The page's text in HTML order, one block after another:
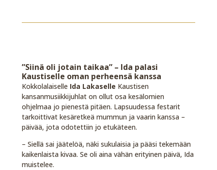
”Siinä oli jotain taikaa” – Ida palasi
Kaustiselle oman perheensä kanssa
Kokkolalaiselle Ida Lakaselle Kaustisen
kansanmusiikkijuhlat on ollut osa kesälomien
ohjelmaa jo pienestä pitäen. Lapsuudessa festarit
tarkoittivat kesäretkeä mummun ja vaarin kanssa –
päivää, jota odotettiin jo etukäteen.
– Siellä sai jäätelöä, näki sukulaisia ja pääsi tekemään
kaikenlaista kivaa. Se oli aina vähän erityinen päivä, Ida
muistelee.